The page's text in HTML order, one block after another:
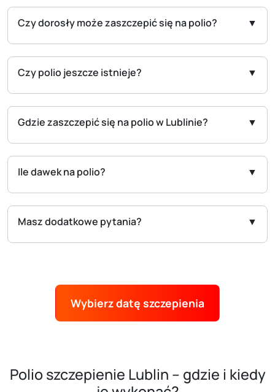
Czy dorosły może zaszczepić się na polio?
Czy polio jeszcze istnieje?
Gdzie zaszczepić się na polio w Lublinie?
Ile dawek na polio?
Masz dodatkowe pytania?
Wybierz datę szczepienia
Polio szczepienie Lublin – gdzie i kiedy